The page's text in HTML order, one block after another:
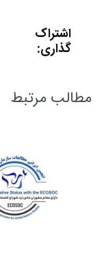
اشتراک
گذاری:
مطالب مرتبط